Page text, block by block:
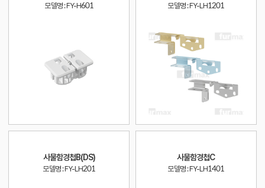
모델명 : FY-H601 모델명 : FY-LH1201
사물함경첩B(DS)
모델명 : FY-LH201
사물함경첩C
모델명 : FY-LH1401